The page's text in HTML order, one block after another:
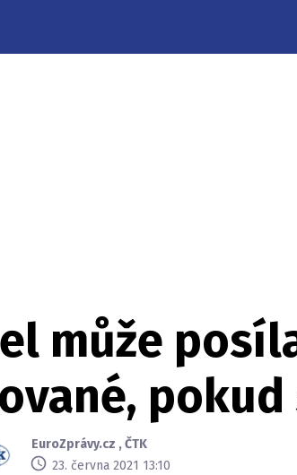
může
EuroZprávy.cz ,ČTK
23. června 2021 13:10